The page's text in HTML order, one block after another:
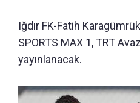
Iğdır FK-Fatih
SPORTS MAX 1, TRT
yayınlanacak.